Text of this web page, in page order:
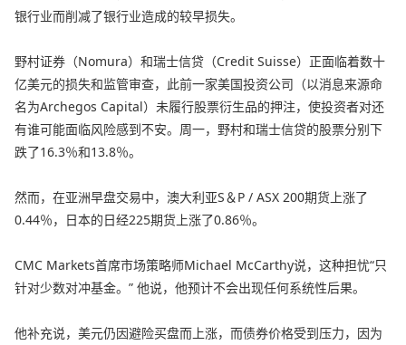
银行业而削减了银行业造成的较早损失。
野村证券（Nomura）和瑞士信贷（Credit Suisse）正面临着数十
亿美元的损失和监管审查，此前一家美国投资公司（以消息来源命
名为Archegos Capital）未履行股票衍生品的押注，使投资者对还
有谁可能面临风险感到不安。周一，野村和瑞士信贷的股票分别下
跌了16.​​3％和13.8％。
然而，在亚洲早盘交易中，澳大利亚S＆P / ASX 200期货上涨了
0.44％，日本的日经225期货上涨了0.86％。
CMC Markets首席市场策略师Michael McCarthy说，这种担忧“只
针对少数对冲基金。” 他说，他预计不会出现任何系统性后果。
他补充说，美元仍因避险买盘而上涨，而债券价格受到压力，因为